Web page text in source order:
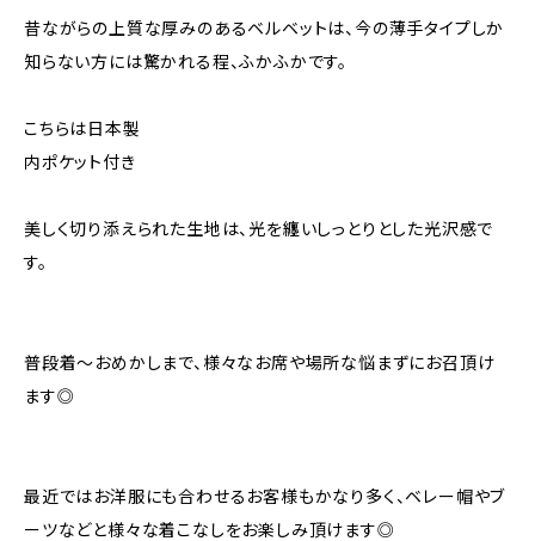
昔ながらの上質な厚みのあるベルベットは、今の薄手タイプしか
知らない方には驚かれる程、ふかふかです。
こちらは日本製
内ポケット付き
美しく切り添えられた生地は、光を纏いしっとりとした光沢感で
す。
普段着〜おめかしまで、様々なお席や場所な悩まずにお召頂け
ます◎
最近ではお洋服にも合わせるお客様もかなり多く、ベレー帽やブ
ーツなどと様々な着こなしをお楽しみ頂けます◎